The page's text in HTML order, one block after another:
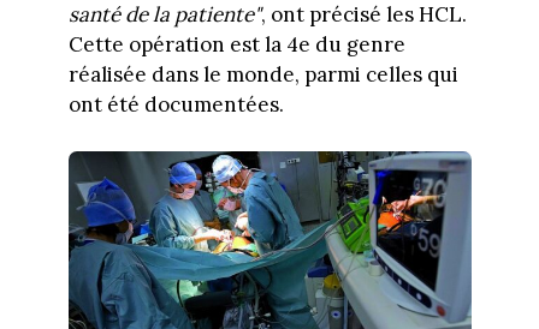
santé de la patiente", ont précisé les HCL.
Cette opération est la 4e du genre
réalisée dans le monde, parmi celles qui
ont été documentées.